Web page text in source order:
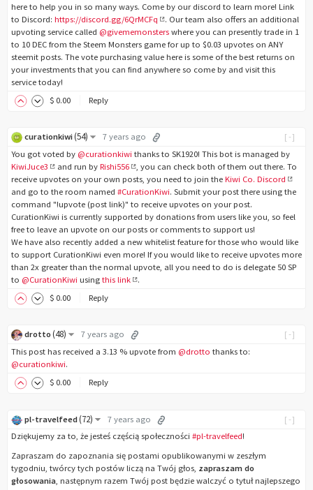
here to help you in so many ways. Come by our discord to learn more! Link
to Discord: https://discord.gg/6QrMCFq
. Our team also offers an additional
upvoting service called @givememonsters where you can presently trade in 1
to 10 DEC from the Steem Monsters game for up to $0.03 upvotes on ANY
steemit posts. The vote purchasing value here is some of the best returns on
your investments that you can find anywhere so come by and visit this
service today!
$ 0.00 Reply
[-]
curationkiwi(54)
7 years ago
You got voted by @curationkiwi thanks to SK1920! This bot is managed by
KiwiJuce3
and run byRishi556
, you can check both of them out there. To
receive upvotes on your own posts, you need to join the Kiwi Co. Discord
and go to the room named #CurationKiwi. Submit your post there using the
command "!upvote (post link)" to receive upvotes on your post.
CurationKiwi is currently supported by donations from users like you, so feel
free to leave an upvote on our posts or comments to support us!
We have also recently added a new whitelist feature for those who would like
to support CurationKiwi even more! If you would like to receive upvotes more
than 2x greater than the normal upvote, all you need to do is delegate 50 SP
to @CurationKiwi using this link
.
$ 0.00 Reply
[-]
drotto (48)
7 years ago
This post has received a 3.13 % upvote from @drotto thanks to:
@curationkiwi.
$ 0.00 Reply
[-]
pl-travelfeed(72)
7 years ago
Dziękujemy za to, że jesteś częścią społeczności #pl-travelfeed!
Zapraszam do zapoznania się postami opublikowanymi w zeszłym
tygodniu, twórcy tych postów liczą na Twój głos, zapraszam do
głosowania , następnym razem Twój post będzie walczyć o tytuł najlepszego